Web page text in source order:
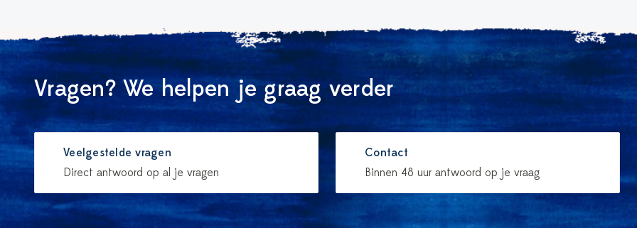
Vragen? We helpen je graag verder
Veelgestelde vragen
Direct antwoord op al je vragen
Contact
Binnen 48 uur antwoord op je vraag